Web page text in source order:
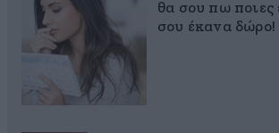
θα σου πω ποιες
σου έκανα δώρο!